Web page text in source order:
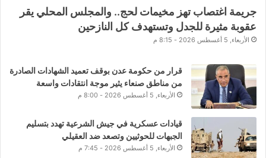
جريمة اغتصاب تهز مخيمات لحج.. والمجلس المحلي يقر
عقوبة مثيرة للجدل وتستهدف كل النازحين
الأربعاء, 5 أغسطس 2026 - 8:15 م
قرار من حكومة عدن بوقف تعميد الشهادات الصادرة
من مناطق صنعاء يثير موجة انتقادات واسعة
الأربعاء, 5 أغسطس 2026 - 8:00 م
قيادات عسكرية في جيش الشرعية تهدد بتسليم
الجبهات للحوثيين وتصعد ضد العقيلي
الأربعاء, 5 أغسطس 2026 - 7:45 م